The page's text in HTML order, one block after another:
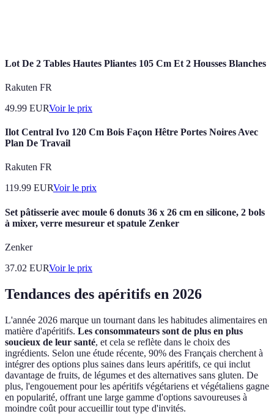
Lot De 2 Tables Hautes Pliantes 105 Cm Et 2 Housses Blanches
Rakuten FR
49.99 EURVoir le prix
Ilot Central Ivo 120 Cm Bois Façon Hêtre Portes Noires Avec
Plan De Travail
Rakuten FR
119.99 EURVoir le prix
Set pâtisserie avec moule 6 donuts 36 x 26 cm en silicone, 2 bols
à mixer, verre mesureur et spatule Zenker
Zenker
37.02 EURVoir le prix
Tendances des apéritifs en 2026
L'année 2026 marque un tournant dans les habitudes alimentaires en
matière d'apéritifs. Les consommateurs sont de plus en plus
soucieux de leur santé, et cela se reflète dans le choix des
ingrédients. Selon une étude récente, 90% des Français cherchent à
intégrer des options plus saines dans leurs apéritifs, ce qui inclut
davantage de fruits, de légumes et des alternatives sans gluten. De
plus, l'engouement pour les apéritifs végétariens et végétaliens gagne
en popularité, offrant une large gamme d'options savoureuses à
moindre coût pour accueillir tout type d'invités.